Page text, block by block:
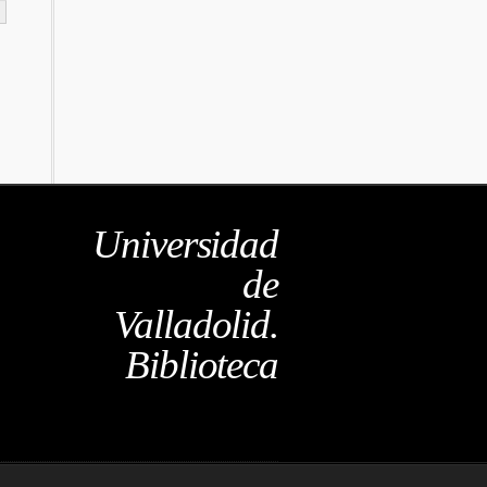
Universidad
de
Valladolid.
Biblioteca